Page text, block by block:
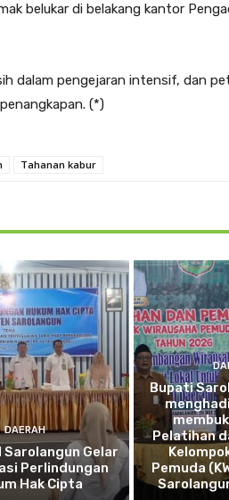
belukar di belakang kantor
dalam pengejaran intensif, dan
(*)
Tahanan kabur
DAERAH
Sarolangun Gelar
Perlindungan
Hak Cipta
Bupati
Pelatihan
Pemuda